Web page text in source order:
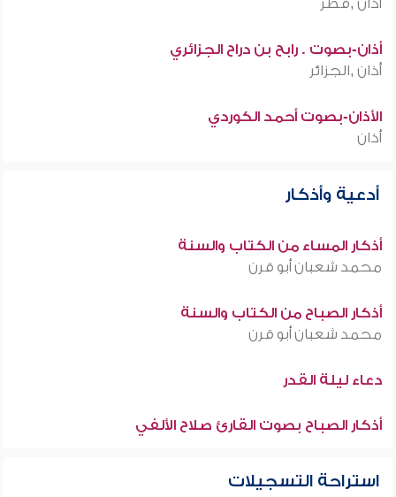
أذان ,قطر
أذان-بصوت . رابح بن دراح الجزائري
أذان ,الجزائر
الأذان-بصوت أحمد الكوردي
أذان
أدعية وأذكار
أذكار المساء من الكتاب والسنة
محمد شعبان أبو قرن
أذكار الصباح من الكتاب والسنة
محمد شعبان أبو قرن
دعاء ليلة القدر
أذكار الصباح بصوت القارئ صلاح الألفي
استراحة التسجيلات